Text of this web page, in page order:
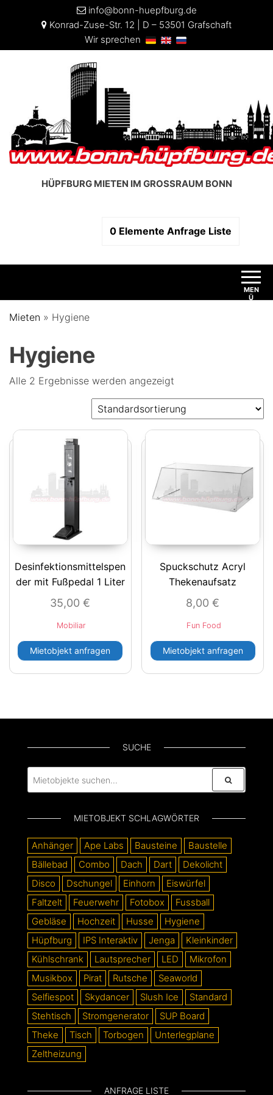
info@bonn-huepfburg.de
Konrad-Zuse-Str. 12 | D – 53501 Grafschaft
Wir sprechen
HÜPFBURG MIETEN IM GROSSRAUM BONN
0 Elemente Anfrage Liste
MEN
Ü
Mieten » Hygiene
Hygiene
Alle 2 Ergebnisse werden angezeigt
Desinfektionsmittelspen
der mit Fußpedal 1 Liter
35,00€
Mobiliar
Mietobjekt anfragen
Spuckschutz Acryl
Thekenaufsatz
8,00€
Fun Food
Mietobjekt anfragen
SUCHE
MIETOBJEKT SCHLAGWÖRTER
Anhänger Ape Labs Bausteine
Baustelle
Bällebad
Combo Dach Dart
Dekolicht
Disco
Dschungel Einhorn
Eiswürfel
Faltzelt
Feuerwehr Fotobox
Fussball
Gebläse
Hochzeit Husse
Hygiene
Hüpfburg
IPS Interaktiv Jenga
Kleinkinder
Kühlschrank
Lautsprecher LED
Mikrofon
Musikbox
Pirat Rutsche
Seaworld
Selfiespot
Skydancer Slush Ice
Standard
Stehtisch
Stromgenerator
SUP Board
Theke
Tisch Torbogen
Unterlegplane
Zeltheizung
ANFRAGE LISTE